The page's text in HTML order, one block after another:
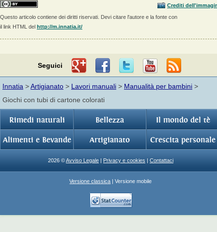
Crediti
Questo articolo contiene dei diritti riservati. Devi citare l'autore e la fonte con
il link HTML del http://m.innatia.it/
Seguici
Innatia >Artigianato > Lavori manuali > Manualità per bambini >
Giochi con tubi di cartone colorati
Rimedi naturali Bellezza Il mondo del tè
Alimenti e Bevande Artigianato Crescita personale
2026 ©Avviso Legale Privacy e cookies Contattaci
Versione classica | Versione mobile